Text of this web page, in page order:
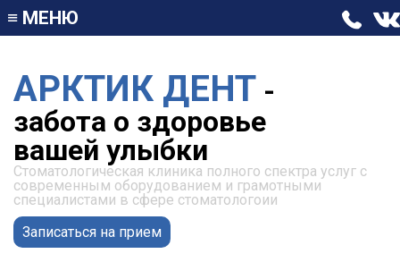
≡ МЕНЮ
АРКТИК ДЕНТ -
забота о здоровье
вашей улыбки
Стоматологическая клиника полного спектра услуг с
современным оборудованием и грамотными
специалистами в сфере стоматологоии
Записаться на прием